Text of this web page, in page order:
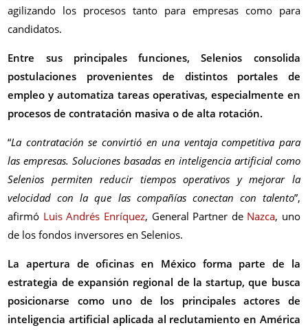
agilizando los procesos tanto para empresas como para
candidatos.
Entre sus principales funciones, Selenios consolida
postulaciones provenientes de distintos portales de
empleo y automatiza tareas operativas, especialmente en
procesos de contratación masiva o de alta rotación.
“La contratación se convirtió en una ventaja competitiva para
las empresas. Soluciones basadas en inteligencia artificial como
Selenios permiten reducir tiempos operativos y mejorar la
velocidad con la que las compañías conectan con talento”,
afirmó Luis Andrés Enríquez, General Partner de Nazca, uno
de los fondos inversores en Selenios.
La apertura de oficinas en México forma parte de la
estrategia de expansión regional de la startup, que busca
posicionarse como uno de los principales actores de
inteligencia artificial aplicada al reclutamiento en América